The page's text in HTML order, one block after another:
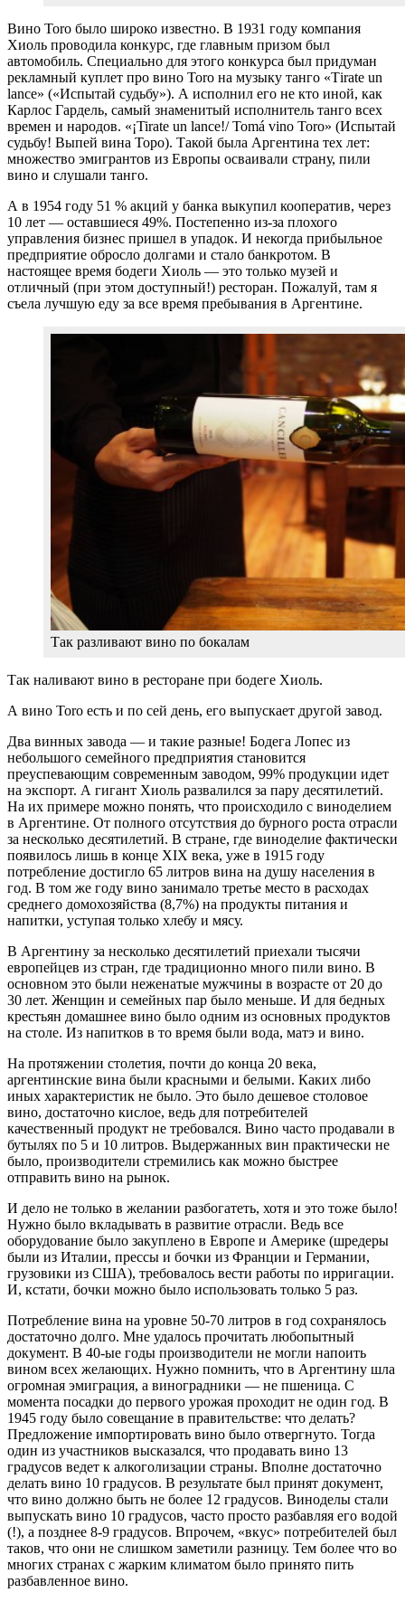
Вино Toro было широко известно. В 1931 году компания
Хиоль проводила конкурс, где главным призом был
автомобиль. Специально для этого конкурса был придуман
рекламный куплет про вино Toro на музыку танго «Тirate un
lance» («Испытай судьбу»). А исполнил его не кто иной, как
Карлос Гардель, самый знаменитый исполнитель танго всех
времен и народов. «¡Tirate un lance!/ Tomá vino Toro» (Испытай
судьбу! Выпей вина Торо). Такой была Аргентина тех лет:
множество эмигрантов из Европы осваивали страну, пили
вино и слушали танго.
А в 1954 году 51 % акций у банка выкупил кооператив, через
10 лет — оставшиеся 49%. Постепенно из-за плохого
управления бизнес пришел в упадок. И некогда прибыльное
предприятие обросло долгами и стало банкротом. В
настоящее время бодеги Хиоль — это только музей и
отличный (при этом доступный!) ресторан. Пожалуй, там я
съела лучшую еду за все время пребывания в Аргентине.
Так разливают вино по бокалам
Так наливают вино в ресторане при бодеге Хиоль.
А вино Toro есть и по сей день, его выпускает другой завод.
Два винных завода — и такие разные! Бодега Лопес из
небольшого семейного предприятия становится
преуспевающим современным заводом, 99% продукции идет
на экспорт. А гигант Хиоль развалился за пару десятилетий.
На их примере можно понять, что происходило с виноделием
в Аргентине. От полного отсутствия до бурного роста отрасли
за несколько десятилетий. В стране, где виноделие фактически
появилось лишь в конце XIX века, уже в 1915 году
потребление достигло 65 литров вина на душу населения в
год. В том же году вино занимало третье место в расходах
среднего домохозяйства (8,7%) на продукты питания и
напитки, уступая только хлебу и мясу.
В Аргентину за несколько десятилетий приехали тысячи
европейцев из стран, где традиционно много пили вино. В
основном это были неженатые мужчины в возрасте от 20 до
30 лет. Женщин и семейных пар было меньше. И для бедных
крестьян домашнее вино было одним из основных продуктов
на столе. Из напитков в то время были вода, матэ и вино.
На протяжении столетия, почти до конца 20 века,
аргентинские вина были красными и белыми. Каких либо
иных характеристик не было. Это было дешевое столовое
вино, достаточно кислое, ведь для потребителей
качественный продукт не требовался. Вино часто продавали в
бутылях по 5 и 10 литров. Выдержанных вин практически не
было, производители стремились как можно быстрее
отправить вино на рынок.
И дело не только в желании разбогатеть, хотя и это тоже было!
Нужно было вкладывать в развитие отрасли. Ведь все
оборудование было закуплено в Европе и Америке (шредеры
были из Италии, прессы и бочки из Франции и Германии,
грузовики из США), требовалось вести работы по ирригации.
И, кстати, бочки можно было использовать только 5 раз.
Потребление вина на уровне 50-70 литров в год сохранялось
достаточно долго. Мне удалось прочитать любопытный
документ. В 40-ые годы производители не могли напоить
вином всех желающих. Нужно помнить, что в Аргентину шла
огромная эмиграция, а виноградники — не пшеница. С
момента посадки до первого урожая проходит не один год. В
1945 году было совещание в правительстве: что делать?
Предложение импортировать вино было отвергнуто. Тогда
один из участников высказался, что продавать вино 13
градусов ведет к алкоголизации страны. Вполне достаточно
делать вино 10 градусов. В результате был принят документ,
что вино должно быть не более 12 градусов. Виноделы стали
выпускать вино 10 градусов, часто просто разбавляя его водой
(!), а позднее 8-9 градусов. Впрочем, «вкус» потребителей был
таков, что они не слишком заметили разницу. Тем более что во
многих странах с жарким климатом было принято пить
разбавленное вино.